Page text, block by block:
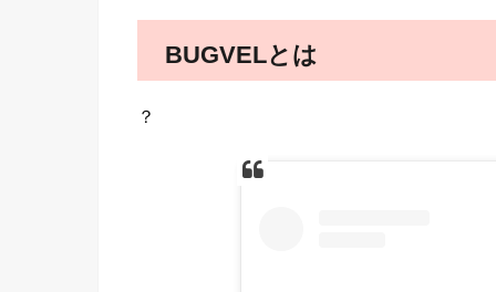
BUGVELとは
？